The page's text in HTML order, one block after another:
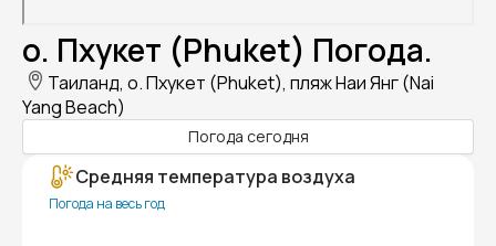
о. Пхукет (Phuket) Погода.
Таиланд, о. Пхукет (Phuket), пляж Наи Янг (Nai
Yang Beach)
Погода сегодня
Средняя температура воздуха
Погода на весь год